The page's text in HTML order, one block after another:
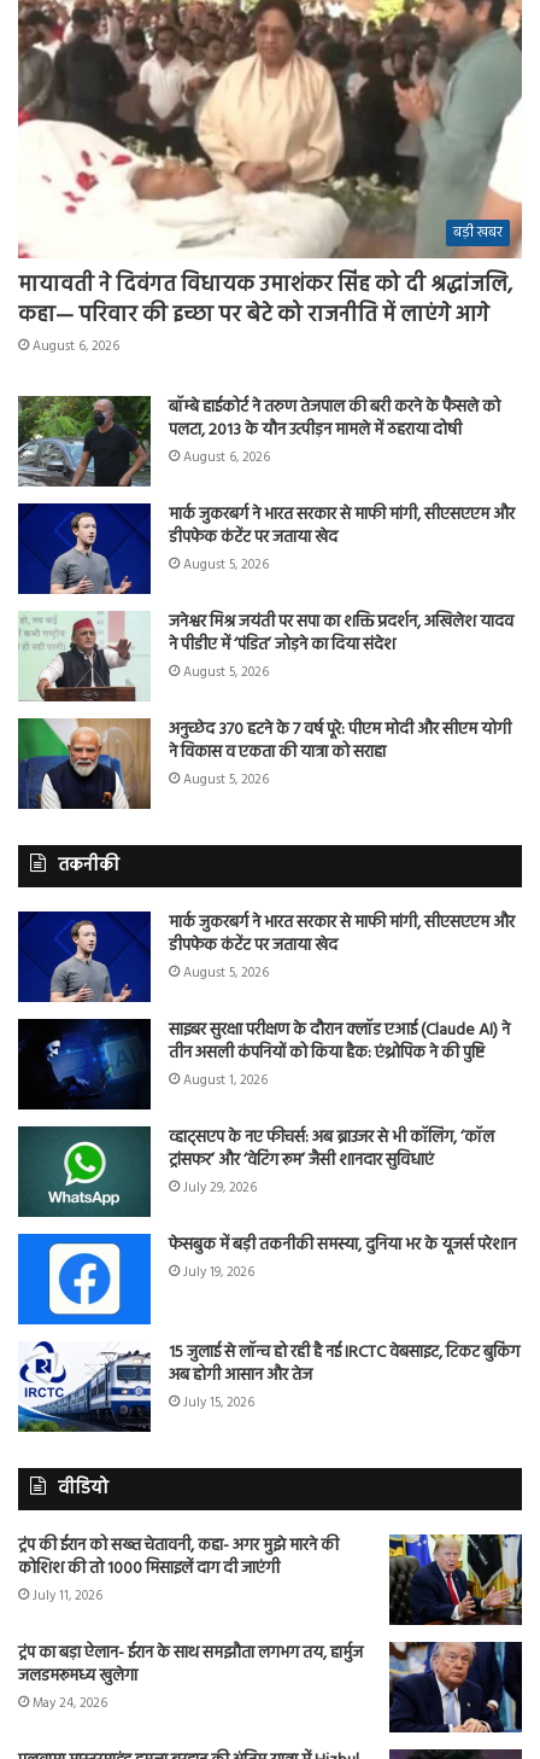
बड़ी खबर
मायावती ने दिवंगत विधायक उमाशंकर सिंह को दी श्रद्धांजलि,
कहा— परिवार की इच्छा पर बेटे को राजनीति में लाएंगे आगे
August 6, 2026
बॉम्बे हाईकोर्ट ने तरुण तेजपाल की बरी करने के फैसले को
पलटा, 2013 के यौन उत्पीड़न मामले में ठहराया दोषी
August 6, 2026
मार्क जुकरबर्ग ने भारत सरकार से माफी मांगी, सीएसएएम और
डीपफेक कंटेंट पर जताया खेद
August 5, 2026
जनेश्वर मिश्र जयंती पर सपा का शक्ति प्रदर्शन, अखिलेश यादव
ने पीडीए में ‘पंडित’ जोड़ने का दिया संदेश
August 5, 2026
अनुच्छेद 370 हटने के 7 वर्ष पूरे: पीएम मोदी और सीएम योगी
ने विकास व एकता की यात्रा को सराहा
August 5, 2026
तकनीकी
मार्क जुकरबर्ग ने भारत सरकार से माफी मांगी, सीएसएएम और
डीपफेक कंटेंट पर जताया खेद
August 5, 2026
साइबर सुरक्षा परीक्षण के दौरान क्लॉड एआई (Claude AI) ने
तीन असली कंपनियों को किया हैक: एंथ्रोपिक ने की पुष्टि
August 1, 2026
व्हाट्सएप के नए फीचर्स: अब ब्राउजर से भी कॉलिंग, ‘कॉल
ट्रांसफर’ और ‘वेटिंग रूम’ जैसी शानदार सुविधाएं
July 29, 2026
फेसबुक में बड़ी तकनीकी समस्या, दुनिया भर के यूजर्स परेशान
July 19, 2026
15 जुलाई से लॉन्च हो रही है नई IRCTC वेबसाइट, टिकट बुकिंग
अब होगी आसान और तेज
July 15, 2026
वीडियो
ट्रंप की ईरान को सख्त चेतावनी, कहा- अगर मुझे मारने की
कोशिश की तो 1000 मिसाइलें दाग दी जाएंगी
July 11, 2026
ट्रंप का बड़ा ऐलान- ईरान के साथ समझौता लगभग तय, हार्मुज
जलडमरूमध्य खुलेगा
May 24, 2026